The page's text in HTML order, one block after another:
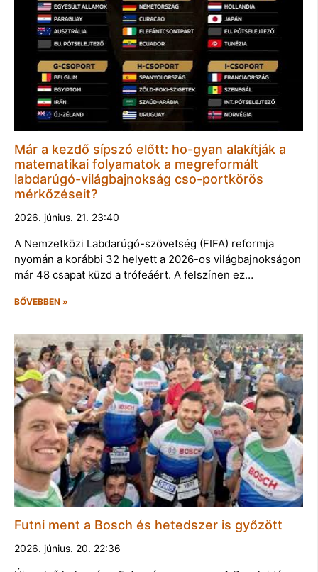
Már a kezdő sípszó előtt: ho-gyan alakítják a
matematikai folyamatok a megreformált
labdarúgó-világbajnokság cso-portkörös
mérkőzéseit?
2026. június. 21. 23:40
A Nemzetközi Labdarúgó-szövetség (FIFA) reformja
nyomán a korábbi 32 helyett a 2026-os világbajnokságon
már 48 csapat küzd a trófeáért. A felszínen ez…
BŐVEBBEN »
Futni ment a Bosch és hetedszer is győzött
2026. június. 20. 22:36